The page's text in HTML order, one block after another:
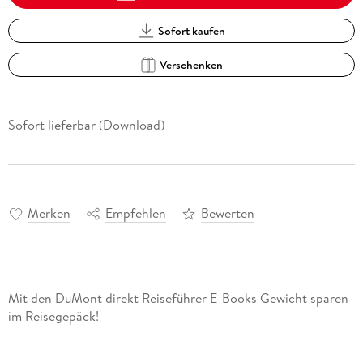
Sofort kaufen
Verschenken
Sofort lieferbar (Download)
Merken Empfehlen Bewerten
Mit den DuMont direkt Reiseführer E-Books Gewicht sparen
im Reisegepäck!